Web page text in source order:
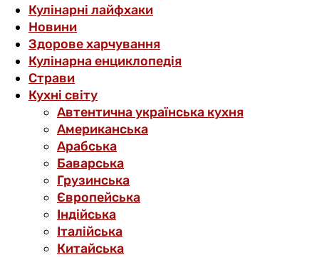
Кулінарні лайфхаки
Новини
Здорове харчування
Кулінарна енциклопедія
Страви
Кухні світу
Автентична українська кухня
Американська
Арабська
Баварська
Грузинська
Європейська
Індійська
Італійська
Китайська